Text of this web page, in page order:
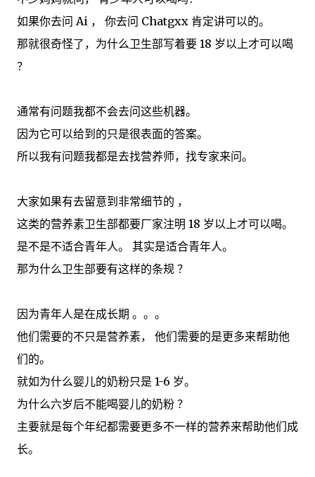
如果你去问 Ai ， 你去问 Chatgxx 肯定讲可以的。
那就很奇怪了，为什么卫生部写着要 18 岁以上才可以喝
？
通常有问题我都不会去问这些机器。
因为它可以给到的只是很表面的答案。
所以我有问题我都是去找营养师，找专家来问。
大家如果有去留意到非常细节的 ，
这类的营养素卫生部都要厂家注明 18 岁以上才可以喝。
是不是不适合青年人。 其实是适合青年人。
那为什么卫生部要有这样的条规 ？
因为青年人是在成长期 。。。
他们需要的不只是营养素， 他们需要的是更多来帮助他
们的。
就如为什么婴儿的奶粉只是 1-6 岁。
为什么六岁后不能喝婴儿的奶粉 ？
主要就是每个年纪都需要更多不一样的营养来帮助他们成
长。